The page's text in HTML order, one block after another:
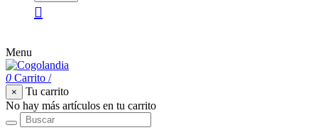
Menu
0 Carrito /
×
Tu carrito
No hay más artículos en tu carrito